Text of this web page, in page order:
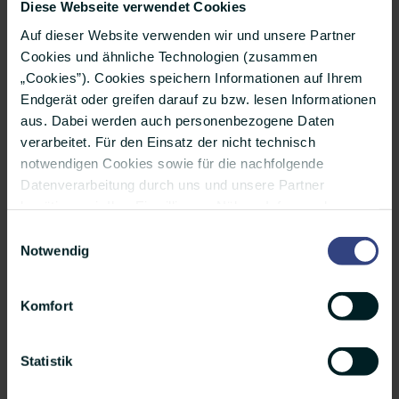
Diese Webseite verwendet Cookies
Auf dieser Website verwenden wir und unsere Partner
Cookies und ähnliche Technologien (zusammen
„Cookies”). Cookies speichern Informationen auf Ihrem
Endgerät oder greifen darauf zu bzw. lesen Informationen
aus. Dabei werden auch personenbezogene Daten
verarbeitet. Für den Einsatz der nicht technisch
notwendigen Cookies sowie für die nachfolgende
Datenverarbeitung durch uns und unsere Partner
Partnern und einer möglichen Datenübermittlung in
Länder außerhalb der Europäischen Union finden Sie
unter „Details”. Ihre Auswahl können Sie jederzeit über
das kleine Icon unten auf der Website widerrufen oder
unserer Datenschutzerklärung.
Notwendig
Komfort
Statistik
an Wissenschaftskommunikation: ab Minute
14:29
Anfeindungen gegen Forschende: ab Minute
16:52
Entwicklungen in den USA und Auswirkungen
auf Wissenschaft: ab Minute 20:13
Schlussworte: ab Minute 26:09
Sebastian Grote auf
Helmholtz im Web: